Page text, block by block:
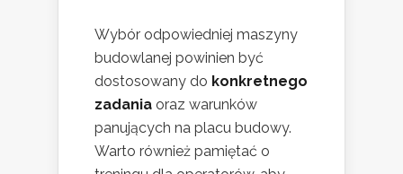
Wybór odpowiedniej maszyny
budowlanej powinien być
dostosowany do konkretnego
zadania oraz warunków
panujących na placu budowy.
Warto również pamiętać o